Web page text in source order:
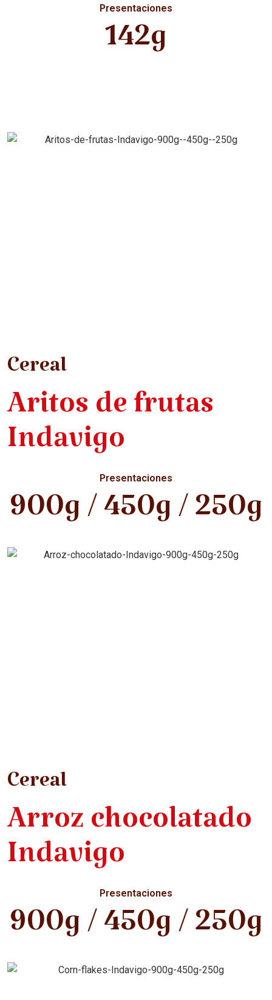
Presentaciones
142g
Cereal
Aritos de frutas
Indavigo
Presentaciones
900g / 450g / 250g
Cereal
Arroz chocolatado
Indavigo
Presentaciones
900g / 450g / 250g